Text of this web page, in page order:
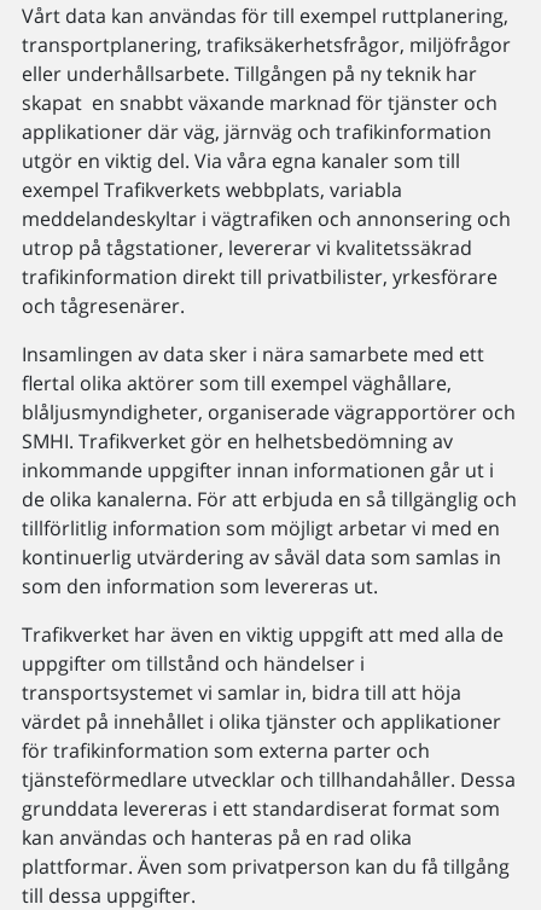
Vårt data kan användas för till exempel ruttplanering,
transportplanering, trafiksäkerhetsfrågor, miljöfrågor
eller underhållsarbete. Tillgången på ny teknik har
skapat en snabbt växande marknad för tjänster och
applikationer där väg, järnväg och trafikinformation
utgör en viktig del. Via våra egna kanaler som till
exempel Trafikverkets webbplats, variabla
meddelandeskyltar i vägtrafiken och annonsering och
utrop på tågstationer, levererar vi kvalitetssäkrad
trafikinformation direkt till privatbilister, yrkesförare
och tågresenärer.
Insamlingen av data sker i nära samarbete med ett
flertal olika aktörer som till exempel väghållare,
blåljusmyndigheter, organiserade vägrapportörer och
SMHI. Trafikverket gör en helhetsbedömning av
inkommande uppgifter innan informationen går ut i
de olika kanalerna. För att erbjuda en så tillgänglig och
tillförlitlig information som möjligt arbetar vi med en
kontinuerlig utvärdering av såväl data som samlas in
som den information som levereras ut.
Trafikverket har även en viktig uppgift att med alla de
uppgifter om tillstånd och händelser i
transportsystemet vi samlar in, bidra till att höja
värdet på innehållet i olika tjänster och applikationer
för trafikinformation som externa parter och
tjänsteförmedlare utvecklar och tillhandahåller. Dessa
grunddata levereras i ett standardiserat format som
kan användas och hanteras på en rad olika
plattformar. Även som privatperson kan du få tillgång
till dessa uppgifter.